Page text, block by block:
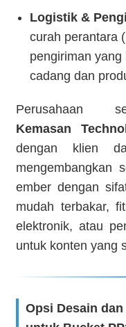
Logistik &
curah perantara
pengiriman
cadang dan
Perusahaan
Kemasan
dengan klien
mengembangkan
ember dengan
mudah terbakar,
elektronik, atau
untuk konten yang
Opsi Desain